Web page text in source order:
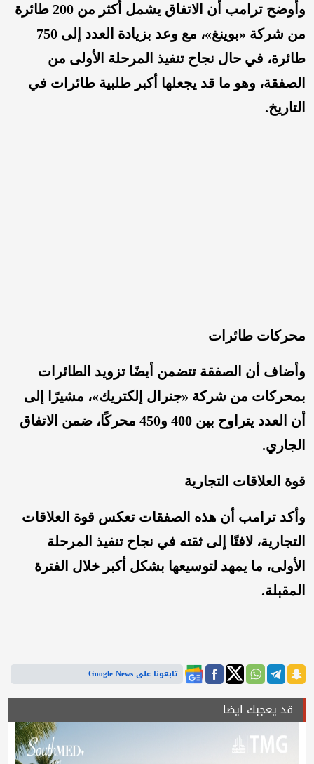
وأوضح ترامب أن الاتفاق يشمل أكثر من 200 طائرة
من شركة «بوينغ»، مع وعد بزيادة العدد إلى 750
طائرة، في حال نجاح تنفيذ المرحلة الأولى من
الصفقة، وهو ما قد يجعلها أكبر طلبية طائرات في
التاريخ.
محركات طائرات
وأضاف أن الصفقة تتضمن أيضًا تزويد الطائرات
بمحركات من شركة «جنرال إلكتريك»، مشيرًا إلى
أن العدد يتراوح بين 400 و450 محركًا، ضمن الاتفاق
الجاري.
قوة العلاقات التجارية
وأكد ترامب أن هذه الصفقات تعكس قوة العلاقات
التجارية، لافتًا إلى ثقته في نجاح تنفيذ المرحلة
الأولى، ما يمهد لتوسيعها بشكل أكبر خلال الفترة
المقبلة.
تابعونا على Google News
قد يعجبك ايضا